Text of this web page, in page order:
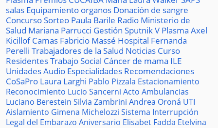
salas Equipamiento organos Donación de sangre
ConcursoSorteo Paula Barile Radio Ministerio de
Salud Mariana Parrucci Gestión Sputnik V Plasma Axel
KicillofCamas Fabricio Massé Hospital Fernanda
Perelli Trabajadores de la Salud Noticias Curso
ResidentesTrabajo Social Cáncer de mama ILE
UnidadesAudio Especialidades Recomendaciones
CoSaPro Laura Larghi Pablo Pizzala Estacionamiento
Reconocimiento Lucio Sancerni Acto Ambulancias
Luciano Berestein Silvia Zambrini Andrea Oroná UTI
Aislamiento Gimena Michelozzi Sistema Interrupción
Legal del Embarazo Aniversario Elisabet Fadda Etelvina